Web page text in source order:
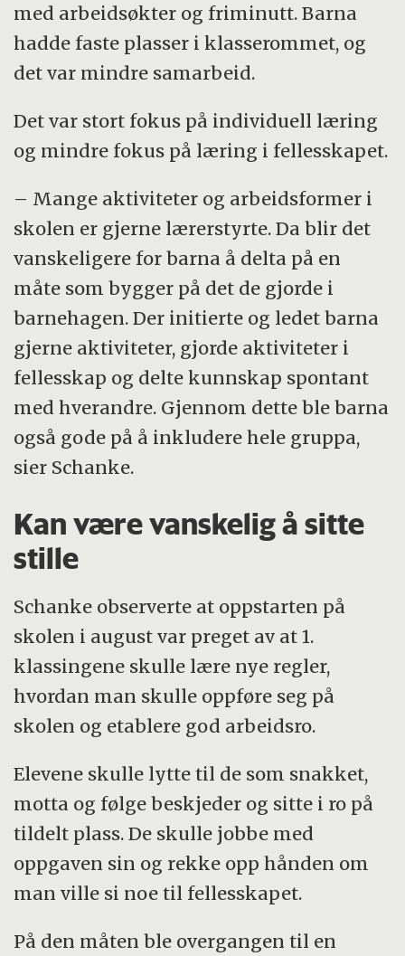
med arbeidsøkter og friminutt. Barna
hadde faste plasser i klasserommet, og
det var mindre samarbeid.
Det var stort fokus på individuell læring
og mindre fokus på læring i fellesskapet.
– Mange aktiviteter og arbeidsformer i
skolen er gjerne lærerstyrte. Da blir det
vanskeligere for barna å delta på en
måte som bygger på det de gjorde i
barnehagen. Der initierte og ledet barna
gjerne aktiviteter, gjorde aktiviteter i
fellesskap og delte kunnskap spontant
med hverandre. Gjennom dette ble barna
også gode på å inkludere hele gruppa,
sier Schanke.
Kan være vanskelig å sitte
stille
Schanke observerte at oppstarten på
skolen i august var preget av at 1.
klassingene skulle lære nye regler,
hvordan man skulle oppføre seg på
skolen og etablere god arbeidsro.
Elevene skulle lytte til de som snakket,
motta og følge beskjeder og sitte i ro på
tildelt plass. De skulle jobbe med
oppgaven sin og rekke opp hånden om
man ville si noe til fellesskapet.
På den måten ble overgangen til en